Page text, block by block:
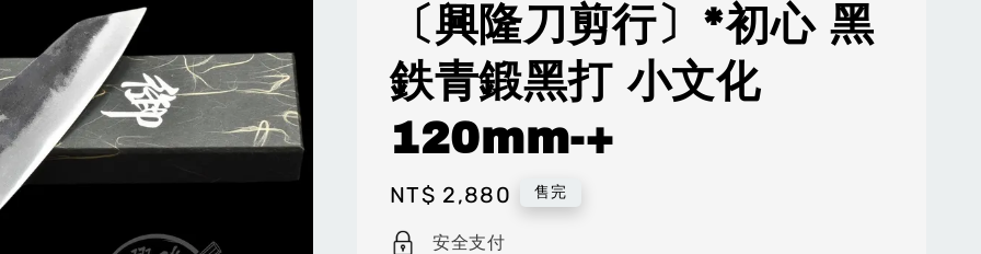
〔興隆刀剪行〕*初心 黑
鉄青鍛黑打 小文化
120mm-+
Regular
price
NT$ 2,880 售完
安全支付